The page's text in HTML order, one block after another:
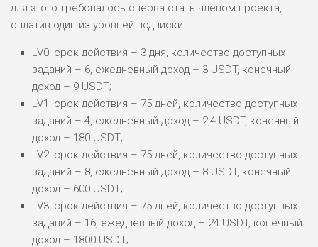
для этого требовалось сперва стать членом проекта,
оплатив один из уровней подписки:
LV0: срок действия – 3 дня, количество доступных
заданий – 6, ежедневный доход – 3 USDT, конечный
доход – 9 USDT;
LV1: срок действия – 75 дней, количество доступных
заданий – 4, ежедневный доход – 2,4 USDT, конечный
доход – 180 USDT;
LV2: срок действия – 75 дней, количество доступных
заданий – 8, ежедневный доход – 8 USDT, конечный
доход – 600 USDT;
LV3: срок действия – 75 дней, количество доступных
заданий – 16, ежедневный доход – 24 USDT, конечный
доход – 1800 USDT;